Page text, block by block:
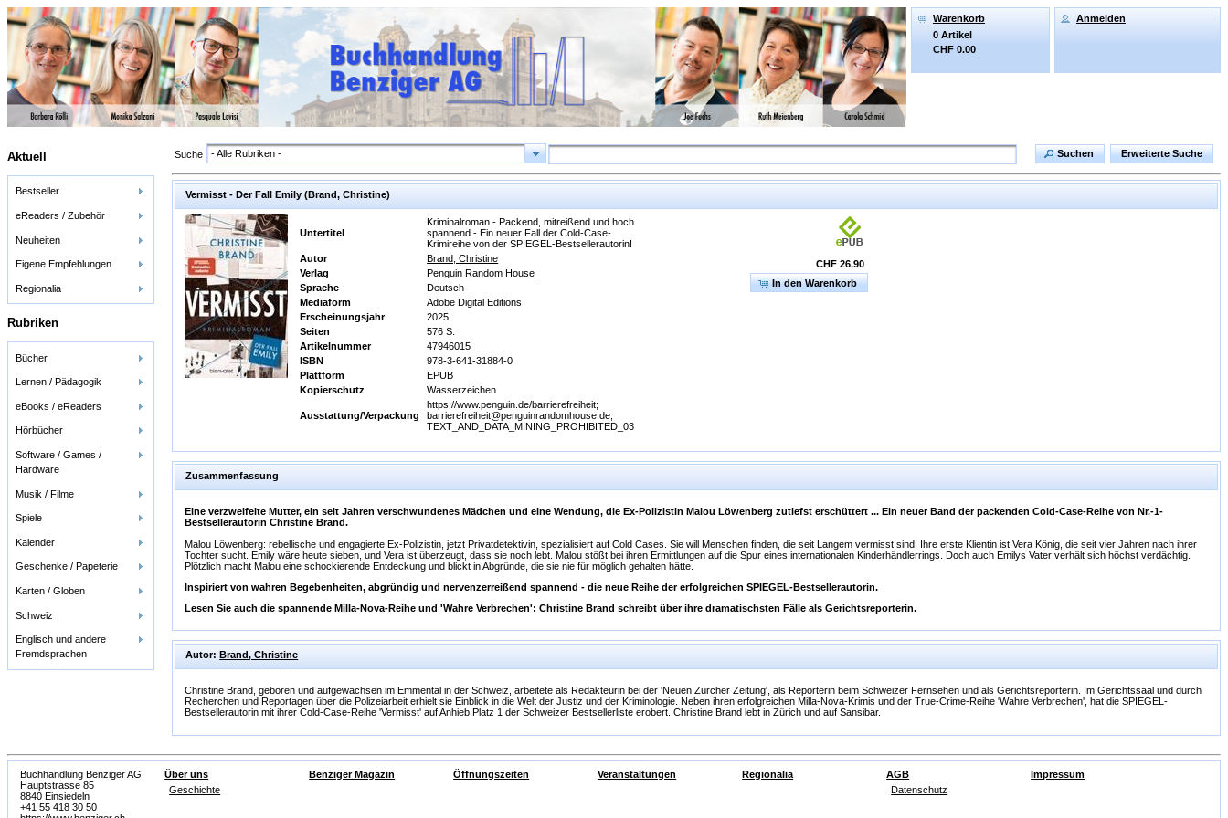
Warenkorb
0 Artikel
CHF 0.00
Anmelden
Aktuell
Bestseller
eReaders / Zubehör
Neuheiten
Eigene Empfehlungen
Regionalia
Rubriken
Bücher
Lernen / Pädagogik
eBooks / eReaders
Hörbücher
Software / Games /
Hardware
Musik / Filme
Spiele
Kalender
Geschenke / Papeterie
Karten / Globen
Schweiz
Englisch und andere
Fremdsprachen
Suche - Alle Rubriken - Suchen Erweiterte Suche
Vermisst - Der Fall Emily (Brand, Christine)
Untertitel
Kriminalroman - Packend, mitreißend und hoch
spannend - Ein neuer Fall der Cold-Case-
Krimireihe von der SPIEGEL-Bestsellerautorin!
Autor
Brand, Christine
Verlag
Penguin Random House
Sprache
Deutsch
Mediaform
Adobe Digital Editions
Erscheinungsjahr
2025
Seiten
576 S.
Artikelnummer
47946015
ISBN
978-3-641-31884-0
Plattform
EPUB
Kopierschutz
Wasserzeichen
Ausstattung/Verpackung
https://www.penguin.de/barrierefreiheit;
barrierefreiheit@penguinrandomhouse.de;
TEXT_AND_DATA_MINING_PROHIBITED_03
CHF 26.90
In den Warenkorb
Zusammenfassung
Eine verzweifelte Mutter, ein seit Jahren verschwundenes Mädchen und eine Wendung, die Ex-Polizistin Malou Löwenberg zutiefst erschüttert ... Ein neuer Band der packenden Cold-Case-Reihe von Nr.-1-
Bestsellerautorin Christine Brand.
Malou Löwenberg: rebellische und engagierte Ex-Polizistin, jetzt Privatdetektivin, spezialisiert auf Cold Cases. Sie will Menschen finden, die seit Langem vermisst sind. Ihre erste Klientin ist Vera König, die seit vier Jahren nach ihrer
Tochter sucht. Emily wäre heute sieben, und Vera ist überzeugt, dass sie noch lebt. Malou stößt bei ihren Ermittlungen auf die Spur eines internationalen Kinderhändlerrings. Doch auch Emilys Vater verhält sich höchst verdächtig.
Plötzlich macht Malou eine schockierende Entdeckung und blickt in Abgründe, die sie nie für möglich gehalten hätte.
Inspiriert von wahren Begebenheiten, abgründig und nervenzerreißend spannend - die neue Reihe der erfolgreichen SPIEGEL-Bestsellerautorin.
Lesen Sie auch die spannende Milla-Nova-Reihe und 'Wahre Verbrechen': Christine Brand schreibt über ihre dramatischsten Fälle als Gerichtsreporterin.
Autor:Brand, Christine
Christine Brand, geboren und aufgewachsen im Emmental in der Schweiz, arbeitete als Redakteurin bei der 'Neuen Zürcher Zeitung', als Reporterin beim Schweizer Fernsehen und als Gerichtsreporterin. Im Gerichtssaal und durch
Recherchen und Reportagen über die Polizeiarbeit erhielt sie Einblick in die Welt der Justiz und der Kriminologie. Neben ihren erfolgreichen Milla-Nova-Krimis und der True-Crime-Reihe 'Wahre Verbrechen', hat die SPIEGEL-
Bestsellerautorin mit ihrer Cold-Case-Reihe 'Vermisst' auf Anhieb Platz 1 der Schweizer Bestsellerliste erobert. Christine Brand lebt in Zürich und auf Sansibar.
Buchhandlung Benziger AG
Hauptstrasse 85
8840 Einsiedeln
+41 55 418 30 50
Über uns
Geschichte
Benziger Magazin Öffnungszeiten Veranstaltungen Regionalia
AGB
Datenschutz
Impressum